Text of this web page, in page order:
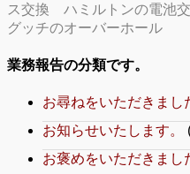
ス交換
ハミルトンの電池
グッチのオーバーホール
業務報告の分類です。
お尋ねをいただきまし
お知らせいたします。
お褒めをいただきまし